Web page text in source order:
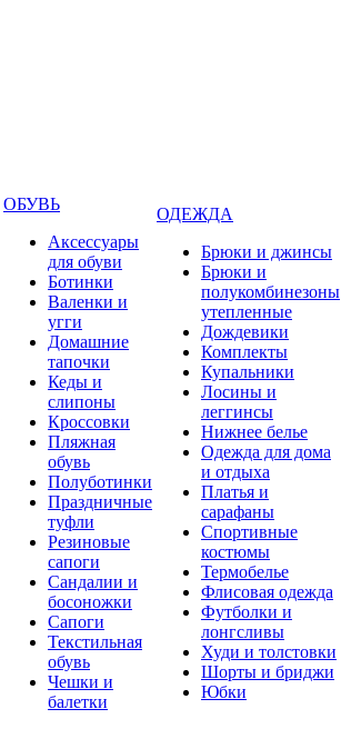
ОБУВЬ
Аксессуары
для обуви
Ботинки
Валенки и
угги
Домашние
тапочки
Кеды и
слипоны
Кроссовки
Пляжная
обувь
Полуботинки
Праздничные
туфли
Резиновые
сапоги
Сандалии и
босоножки
Сапоги
Текстильная
обувь
Чешки и
балетки
ОДЕЖДА
Брюки и джинсы
Брюки и
полукомбинезоны
утепленные
Дождевики
Комплекты
Купальники
Лосины и
леггинсы
Нижнее белье
Одежда для дома
и отдыха
Платья и
сарафаны
Спортивные
костюмы
Термобелье
Флисовая одежда
Футболки и
лонгсливы
Худи и толстовки
Шорты и бриджи
Юбки